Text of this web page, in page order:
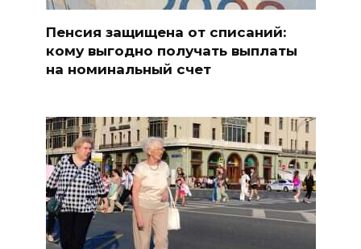
Пенсия защищена от списаний:
кому выгодно получать выплаты
на номинальный счет